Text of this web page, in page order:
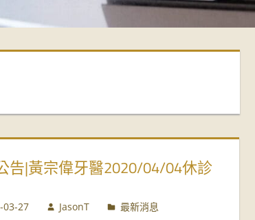
告|黃宗偉牙醫2020/04/04休診
03-27 JasonT 最新消息